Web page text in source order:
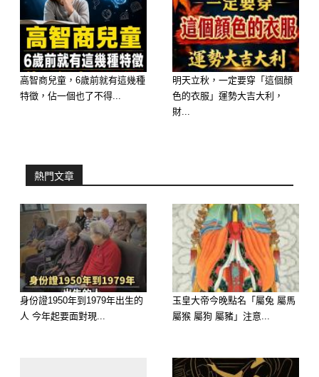
屬兔男
屬兔的男人話不多，性格比較內向，但
是回到家裡麵對妻子孩子的時候，他們
卻顯得比較溫柔體貼，這樣的屬兔男不
僅天生寵愛老婆，而且對於婚姻也盡職
盡責，嫁給他們恐怕一生享福，從來不
高智商兒童，6歲前就有這幾種
特徵，佔一個也了不得...
明天立秋，一定要穿「這個顏
色的衣服」運勢大吉大利，
財...
熱門文章
身份證1950年到1979年出生的
人 今年起要面對現...
玉皇大帝今晚點名「屬兔 屬馬
屬猴 屬狗 屬豬」注意...